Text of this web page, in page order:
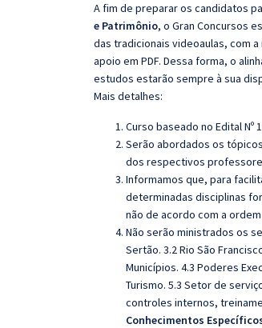
A fim de preparar os candidatos
e Patrimônio, o Gran Concursos
das tradicionais videoaulas, com
apoio em PDF. Dessa forma, o
estudos estarão sempre à sua
Mais detalhes:
Curso baseado no Edital Nº 1
Serão abordados os
dos respectivos
Informamos que, para
determinadas disciplinas
não de acordo com a
Não serão ministrados os
Sertão. 3.2 Rio São
Municípios. 4.3 Poderes
Turismo. 5.3 Setor de
controles internos,
Conhecimentos